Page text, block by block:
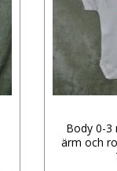
Body 0-3
ärm och